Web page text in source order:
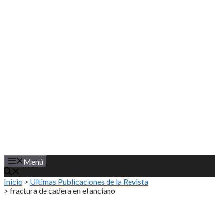
Menú
Inicio > Ultimas Publicaciones de la Revista
> fractura de cadera en el anciano